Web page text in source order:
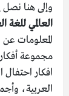
وإلى هنا
العالمي للغة العربية
المعلومات عن
مجموعة أفكار
افكار احتفال
العربية،